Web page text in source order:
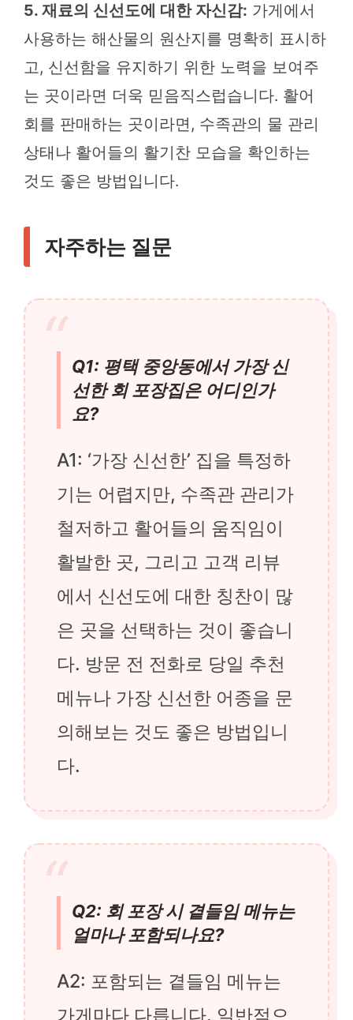
5. 재료의 신선도에 대한 자신감: 가게에서
사용하는 해산물의 원산지를 명확히 표시하
고, 신선함을 유지하기 위한 노력을 보여주
는 곳이라면 더욱 믿음직스럽습니다. 활어
회를 판매하는 곳이라면, 수족관의 물 관리
상태나 활어들의 활기찬 모습을 확인하는
것도 좋은 방법입니다.
자주하는 질문
Q1: 평택 중앙동에서 가장 신
선한 회 포장집은 어디인가
요?
A1: ‘가장 신선한’ 집을 특정하
기는 어렵지만, 수족관 관리가
철저하고 활어들의 움직임이
활발한 곳, 그리고 고객 리뷰
에서 신선도에 대한 칭찬이 많
은 곳을 선택하는 것이 좋습니
다. 방문 전 전화로 당일 추천
메뉴나 가장 신선한 어종을 문
의해보는 것도 좋은 방법입니
다.
Q2: 회 포장 시 곁들임 메뉴는
얼마나 포함되나요?
A2: 포함되는 곁들임 메뉴는
가게마다 다릅니다. 일반적으